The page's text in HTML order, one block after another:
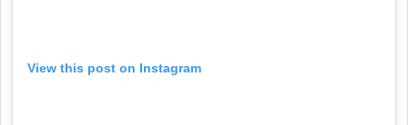
View this post on Instagram